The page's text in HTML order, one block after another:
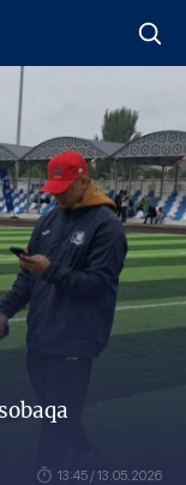
13:45 / 13.05.2026